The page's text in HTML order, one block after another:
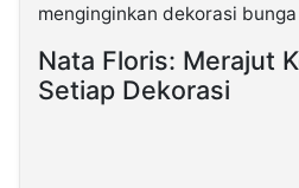
Kabarbaru
Holding
menginginkan dekorasi
Nata Floris: Merajut
Setiap Dekorasi